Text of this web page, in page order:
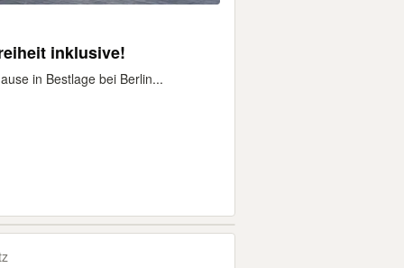
inklusive!
in Bestlage bei Berlin...